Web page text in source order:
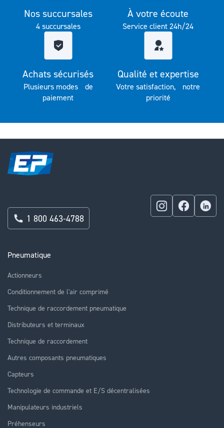
Nos succursales
4 succursales
À votre écoute
Service client 24h/24
Achats sécurisés
Plusieurs modes de
paiement
Qualité et expertise
Votre satisfaction, notre
priorité
Pneumatique
Actionneurs
Conditionnement de l'air comprimé
Technique de raccordement pneumatique
Distributeurs et terminaux
Technique de raccordement
Autres composants pneumatiques
Capteurs
Technologie de commande et E/S décentralisées
Manipulateurs industriels
Préhenseurs
1 800 463-4788